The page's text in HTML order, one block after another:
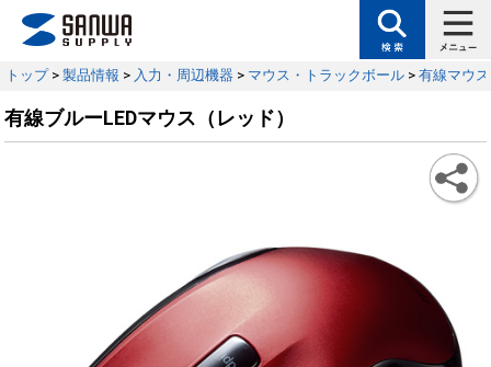
トップ> 製品情報 > 入力・周辺機器 > マウス・トラックボール > 有線マウス
有線ブルーLEDマウス（レッド）